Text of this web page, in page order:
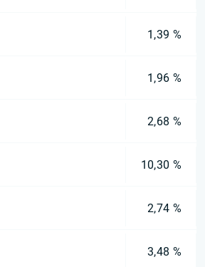
1,39 %
1,96 %
2,68 %
10,30 %
2,74 %
3,48 %